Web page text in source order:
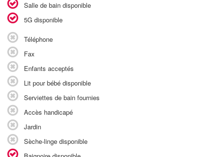
Salle de bain disponible
5G disponible
Téléphone
Fax
Enfants acceptés
Lit pour bébé disponible
Serviettes de bain fournies
Accès handicapé
Jardin
Sèche-linge disponible